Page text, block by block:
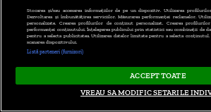
TERMENI ȘI CONDIȚII POLITICA DE
CODUL DIGI24
Stocarea și/sau accesarea informațiilor de pe un dispozitiv. Utilizarea
Dezvoltarea și îmbunătățirea serviciilor. Măsurarea performanței reclamelor.
personalizate. Crearea profilurilor de conținut personalizat. Crearea
performanței conținutului. Înțelegerea publicului prin statistici sau combinații de
pentru a selecta publicitatea. Utilizarea datelor limitate pentru a selecta
scanarea dispozitivului.
Listă parteneri (furnizori)
ACCEPT TOATE
VREAU SA MODIFIC SETARILE